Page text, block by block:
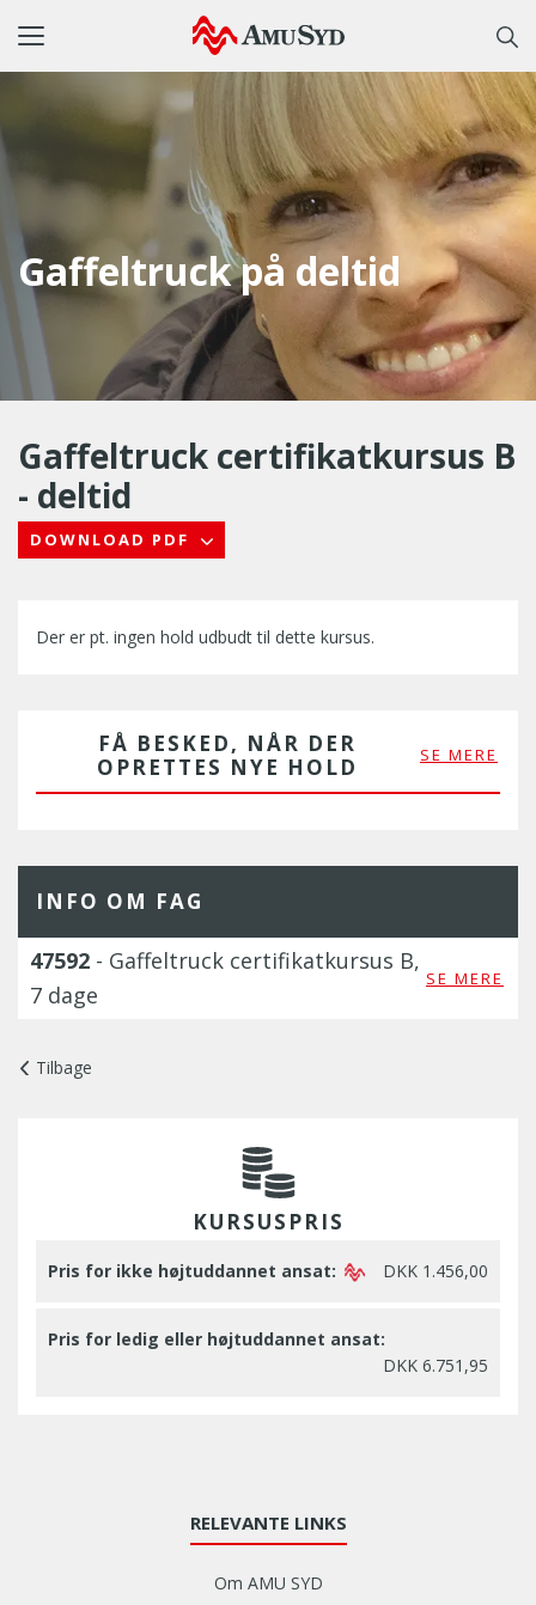
Toggle
Gaffeltruck på deltid
Gaffeltruck certifikatkursus B
- deltid
DOWNLOAD PDF
Der er pt. ingen hold udbudt til dette kursus.
FÅ BESKED, NÅR DER
OPRETTES NYE HOLD
SE MERE
INFO OM FAG
47592 - Gaffeltruck certifikatkursus B,
7 dage
SE MERE
Tilbage
KURSUSPRIS
Pris for ikke højtuddannet ansat: DKK 1.456,00
Pris for ledig eller højtuddannet ansat:
DKK 6.751,95
RELEVANTE LINKS
Om AMU SYD